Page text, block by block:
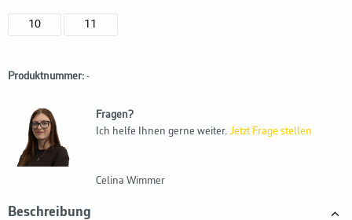
10 11
Produktnummer: -
Fragen?
Ich helfe Ihnen gerne weiter. Jetzt Frage stellen
Celina Wimmer
Beschreibung